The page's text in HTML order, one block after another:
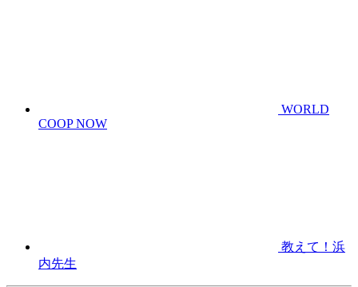
WORLD
COOP NOW
教えて！浜
内先生